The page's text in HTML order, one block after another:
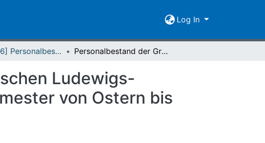
Log In
[1837-1916] Personalbestand / Verzeichnis der Studirenden der Großherzoglich Hessischen Ludwigs-Universität zu Giessen Personalbestand der Großherzoglich Hessischen Ludewigs-Universität zu Giessen für das Sommer-Semester von Ostern bis Michaelis 1837
Ludewigs-
von Ostern bis